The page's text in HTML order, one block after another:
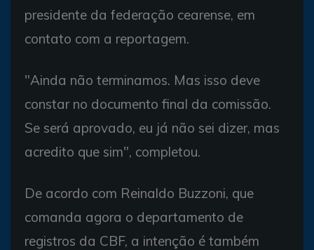
presidente da federação cearense, em
contato com a reportagem.
"Ainda não terminamos. Mas isso deve
constar no documento final da comissão.
Se será aprovado, eu já não sei dizer, mas
acredito que sim", completou.
De acordo com Reinaldo Buzzoni, que
comanda agora o departamento de
registros da CBF, a intenção é também